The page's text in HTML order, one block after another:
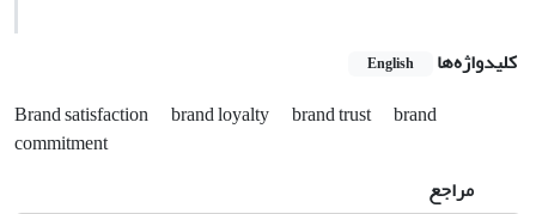
کلیدواژه‌ها English
Brand satisfaction brand loyalty brand trust brand
commitment
مراجع